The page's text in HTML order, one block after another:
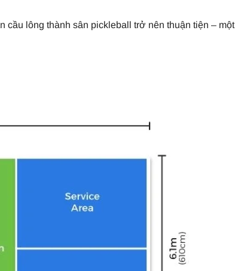
lông thành sân pickleball trở nên thuận tiện – một